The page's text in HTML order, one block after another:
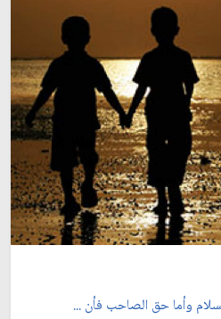
وأما حق الصاحب فأن ...